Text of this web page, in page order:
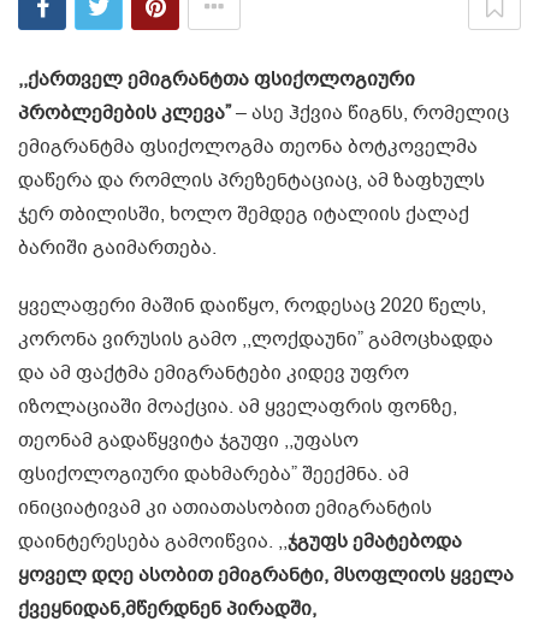
,,ქართველ ემიგრანტთა ფსიქოლოგიური
პრობლემების კლევა”– ასე ჰქვია წიგნს, რომელიც
ემიგრანტმა ფსიქოლოგმა თეონა ბოტკოველმა
დაწერა და რომლის პრეზენტაციაც, ამ ზაფხულს
ჯერ თბილისში, ხოლო შემდეგ იტალიის ქალაქ
ბარიში გაიმართება.
ყველაფერი მაშინ დაიწყო, როდესაც 2020 წელს,
კორონა ვირუსის გამო ,,ლოქდაუნი” გამოცხადდა
და ამ ფაქტმა ემიგრანტები კიდევ უფრო
იზოლაციაში მოაქცია. ამ ყველაფრის ფონზე,
თეონამ გადაწყვიტა ჯგუფი ,,უფასო
ფსიქოლოგიური დახმარება” შეექმნა. ამ
ინიციატივამ კი ათიათასობით ემიგრანტის
დაინტერესება გამოიწვია. ,,ჯგუფს ემატებოდა
ყოველ დღე ასობით ემიგრანტი, მსოფლიოს ყველა
ქვეყნიდან,მწერდნენ პირადში,